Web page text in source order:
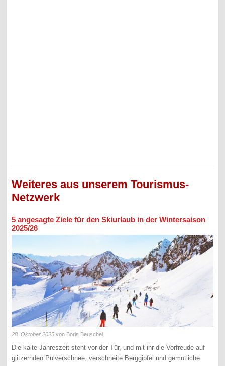
Weiteres aus unserem Tourismus-
Netzwerk
5 angesagte Ziele für den Skiurlaub in der Wintersaison
2025/26
28. Oktober 2025 von Boris Beuschel
Die kalte Jahreszeit steht vor der Tür, und mit ihr die Vorfreude auf
glitzernden Pulverschnee, verschneite Berggipfel und gemütliche